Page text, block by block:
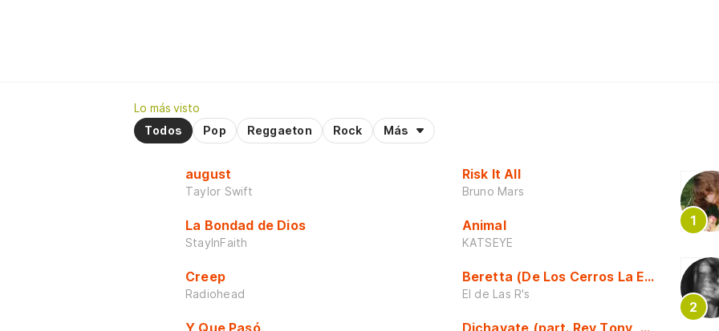
Lo más visto
Todos
Pop Reggaeton Rock Más
august
Taylor Swift
La Bondad de Dios
StayInFaith
Creep
Radiohead
Risk It All
Bruno Mars
Animal
KATSEYE
Beretta (De Los Cerros La Escuela)
El de Las R's